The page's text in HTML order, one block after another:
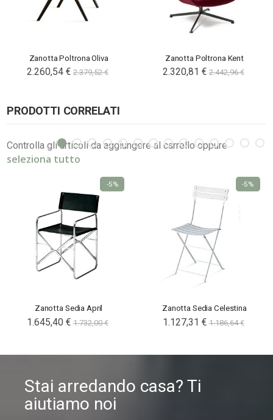
Zanotta Poltrona Oliva
2.260,54 € 2.379,52 €
Zanotta Poltrona Kent
2.320,81 € 2.442,96 €
PRODOTTI CORRELATI
Controlla gli articoli da aggiungere al carrello oppure
seleziona tutto
Zanotta Sedia April
1.645,40 € 1.732,00 €
-5%
Zanotta Sedia Celestina
1.127,31 € 1.186,64 €
-5%
Stai arredando casa? Ti
aiutiamo noi